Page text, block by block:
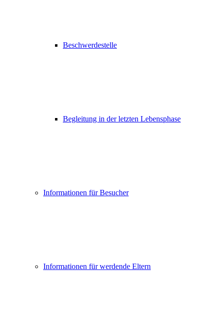
Beschwerdestelle
Begleitung in der letzten Lebensphase
Informationen für Besucher
Informationen für werdende Eltern